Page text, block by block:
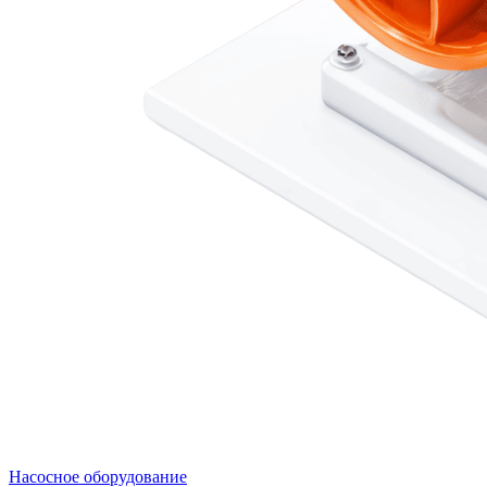
Насосное оборудование